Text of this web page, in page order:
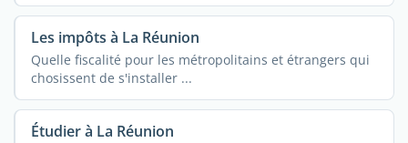
Les impôts à La Réunion
Quelle fiscalité pour les métropolitains et étrangers qui
chosissent de s'installer ...
Étudier à La Réunion